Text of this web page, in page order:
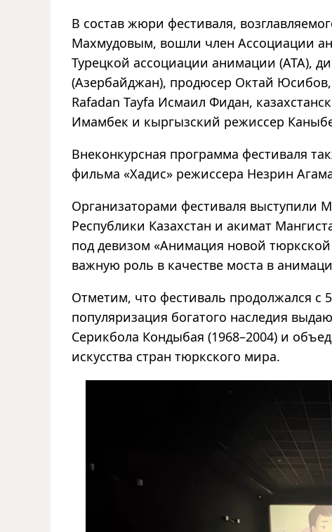
В состав жюри фестиваля,
Махмудовым, вошли член Ассоциации
Турецкой ассоциации анимации (ATA),
(Азербайджан), продюсер Октай
Rafadan Tayfa Исмаил Фидан,
Имамбек и кыргызский режиссер
Внеконкурсная программа фестиваля
фильма «Хадис» режиссера Незрин
Организаторами фестиваля выступили
Республики Казахстан и акимат
под девизом «Анимация новой
важную роль в качестве моста в
Отметим, что фестиваль продолжался с
популяризация богатого наследия
Серикбола Кондыбая (1968–2004) и
искусства стран тюркского мира.